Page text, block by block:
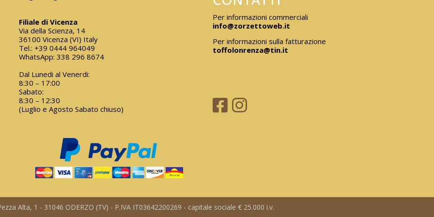
Filiale di Vicenza
Via della Scienza, 14
36100 Vicenza (VI) Italy
Tel.: +39 0444 964049
WhatsApp: 338 296 8674
Dal Lunedi al Venerdi:
8:30 – 17:00
Sabato:
8:30 – 12:30
(Luglio e Agosto Sabato chiuso)
Per informazioni commerciali
info@zorzettoweb.it
Per informazioni sulla fatturazione
toffolonrenza@tin.it
Alta, 1 - 31046 ODERZO (TV) - P.IVA IT03642200269 - capitale sociale € 25.000 i.v.